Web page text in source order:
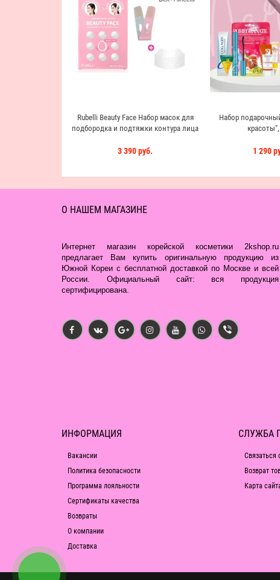
Rubelli Beauty Face Набор масок для
подбородка и подтяжки контура лица
3 390 руб.
Набор
1 290
О НАШЕМ МАГАЗИНЕ
Интернет магазин корейской косметики 2kshop.ru
предлагает Вам купить оригинальную продукцию из
Южной Кореи с бесплатной доставкой по Москве и всей
России. Официальный сайт: вся продукция
сертифицирована.
ИНФОРМАЦИЯ
Вакансии
Политика безопасности
Программа лояльности
Сертификаты качества
Возвраты
О компании
Доставка
СЛУЖБА
Связаться
Возврат
Карта